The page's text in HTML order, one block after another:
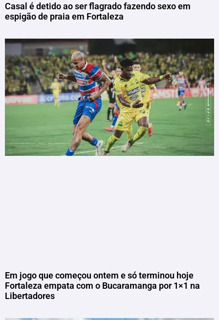
Casal é detido ao ser flagrado fazendo sexo em
espigão de praia em Fortaleza
Em jogo que começou ontem e só terminou hoje
Fortaleza empata com o Bucaramanga por 1×1 na
Libertadores